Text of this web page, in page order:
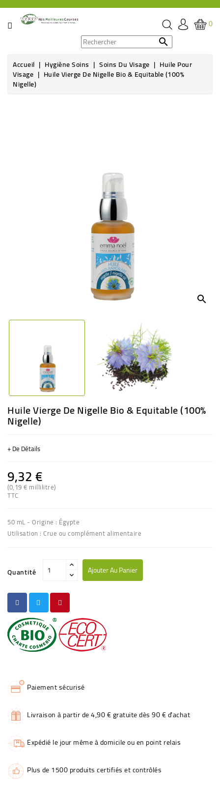
CATÉGORIE
ÉPICERIE
THÉ,
0

Accueil Hygiène Soins Soins Du Visage Huile Pour
Visage Huile Vierge De Nigelle Bio & Equitable (100%
Nigelle)
search
Huile Vierge De Nigelle Bio & Equitable (100%
Nigelle)
+ De Détails
9,32 €
(0,19 € millilitre)
TTC
50 mL - Origine : Égypte
Utilisation : Crue ou complément alimentaire
Quantité Ajouter Au Panier
Paiement sécurisé
Livraison à partir de 4,90 € gratuite dès 90 € d'achat
Expédié le jour même à domicile ou en point relais
Plus de 1500 produits certifiés et contrôlés